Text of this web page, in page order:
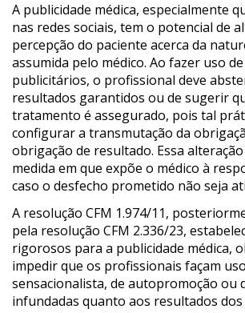
A publicidade médica, especialmente
nas redes sociais, tem o potencial de
percepção do paciente acerca da
assumida pelo médico. Ao fazer uso
publicitários, o profissional deve
resultados garantidos ou de sugerir
tratamento é assegurado, pois tal
configurar a transmutação da
obrigação de resultado. Essa
medida em que expõe o médico à
caso o desfecho prometido não seja
A resolução CFM 1.974/11,
pela resolução CFM 2.336/23,
rigorosos para a publicidade médica,
impedir que os profissionais façam
sensacionalista, de autopromoção ou
infundadas quanto aos resultados